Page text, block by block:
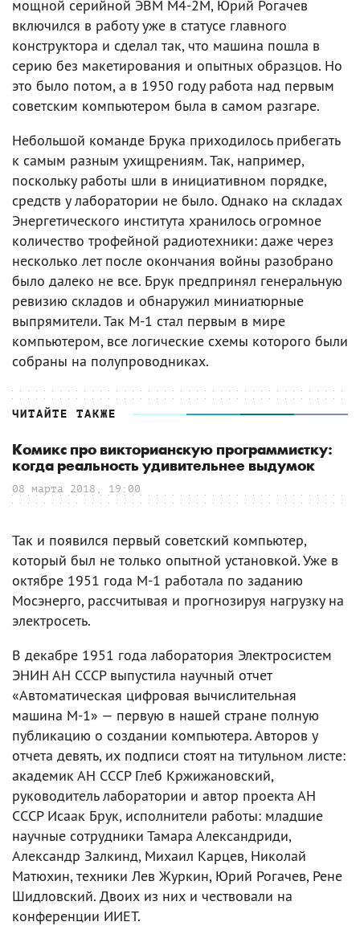
мощной серийной ЭВМ М4-2М, Юрий Рогачев
включился в работу уже в статусе главного
конструктора и сделал так, что машина пошла в
серию без макетирования и опытных образцов. Но
это было потом, а в 1950 году работа над первым
советским компьютером была в самом разгаре.
Небольшой команде Брука приходилось прибегать
к самым разным ухищрениям. Так, например,
поскольку работы шли в инициативном порядке,
средств у лаборатории не было. Однако на складах
Энергетического института хранилось огромное
количество трофейной радиотехники: даже через
несколько лет после окончания войны разобрано
было далеко не все. Брук предпринял генеральную
ревизию складов и обнаружил миниатюрные
выпрямители. Так М-1 стал первым в мире
компьютером, все логические схемы которого были
собраны на полупроводниках.
ЧИТАЙТЕ ТАКЖЕ
Комикс про викторианскую программистку:
когда реальность удивительнее выдумок
08 марта 2018, 19:00
Так и появился первый советский компьютер,
который был не только опытной установкой. Уже в
октябре 1951 года М-1 работала по заданию
Мосэнерго, рассчитывая и прогнозируя нагрузку на
электросеть.
В декабре 1951 года лаборатория Электросистем
ЭНИН АН СССР выпустила научный отчет
«Автоматическая цифровая вычислительная
машина М-1» — первую в нашей стране полную
публикацию о создании компьютера. Авторов у
отчета девять, их подписи стоят на титульном листе:
академик АН СССР Глеб Кржижановский,
руководитель лаборатории и автор проекта АН
СССР Исаак Брук, исполнители работы: младшие
научные сотрудники Тамара Александриди,
Александр Залкинд, Михаил Карцев, Николай
Матюхин, техники Лев Журкин, Юрий Рогачев, Рене
Шидловский. Двоих из них и чествовали на
конференции ИИЕТ.